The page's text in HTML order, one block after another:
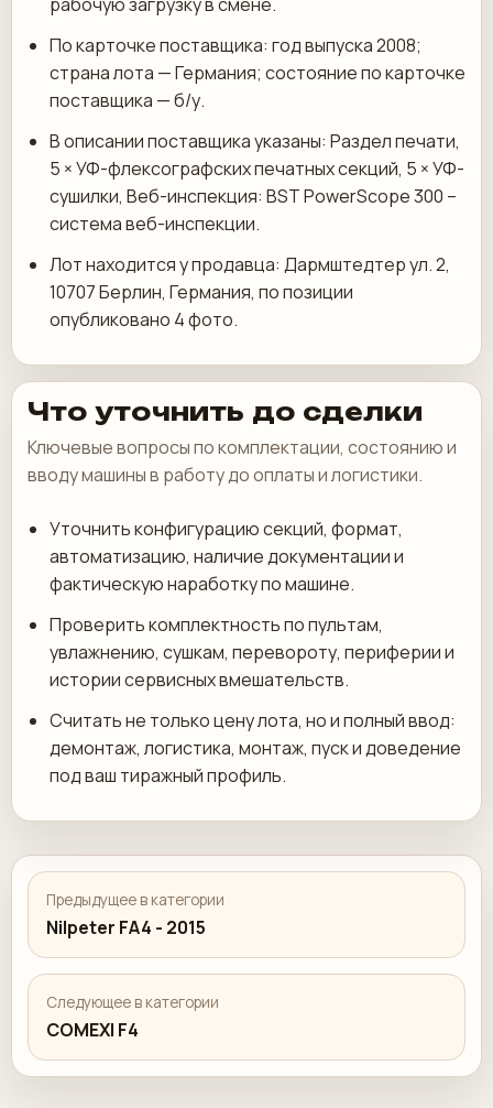
По карточке поставщика: год выпуска 2008;
страна лота — Германия; состояние по карточке
поставщика — б/у.
В описании поставщика указаны: Раздел печати,
5 × УФ-флексографских печатных секций, 5 × УФ-
сушилки, Веб-инспекция: BST PowerScope 300 –
система веб-инспекции.
Лот находится у продавца: Дармштедтер ул. 2,
10707 Берлин, Германия, по позиции
опубликовано 4 фото.
Что уточнить до сделки
Ключевые вопросы по комплектации, состоянию и
вводу машины в работу до оплаты и логистики.
Уточнить конфигурацию секций, формат,
автоматизацию, наличие документации и
фактическую наработку по машине.
Проверить комплектность по пультам,
увлажнению, сушкам, перевороту, периферии и
истории сервисных вмешательств.
Считать не только цену лота, но и полный ввод:
демонтаж, логистика, монтаж, пуск и доведение
под ваш тиражный профиль.
Предыдущее в категории
Nilpeter FA4 - 2015
Следующее в категории
COMEXI F4